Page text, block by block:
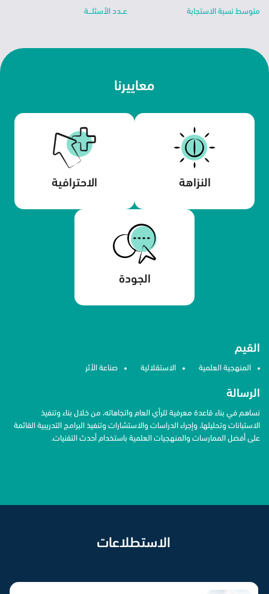
متوسط نسبة الاستجابة
معاييرنا
النزاهة الاحترافية
الجودة
القيم
المنهجية العلمية الاستقلالية صناعة الأثر
الرسالة
نساهم في بناء قاعدة معرفية للرأي العام واتجاهاته، من خلال بناء وتنفيذ
الاستبانات وتحليلها، وإجراء الدراسات والاستشارات وتنفيذ البرامج التدريبية القائمة
على أفضل الممارسات والمنهجيات العلمية باستخدام أحدث التقنيات.
الاستطلاعات